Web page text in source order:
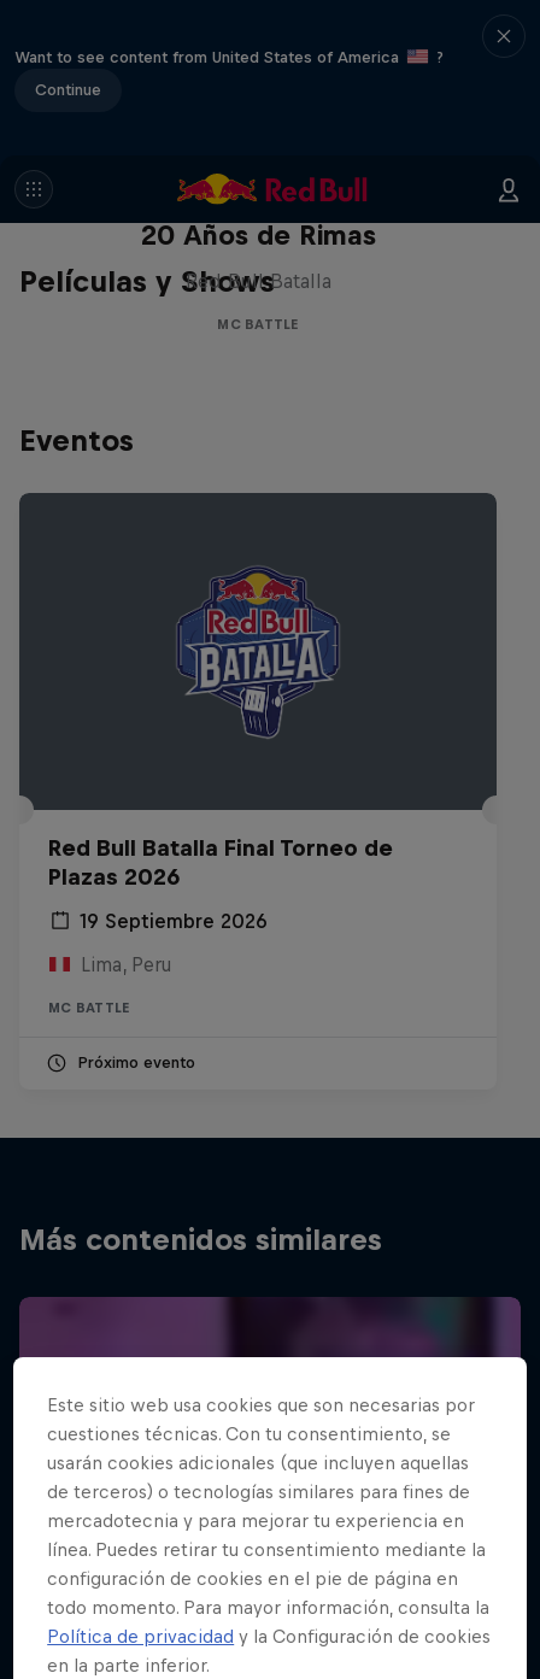
Want to see content from United States of America
?
Continue
Películas y Shows
Red Bull Batalla Nueva Historia:
20 Años de Rimas
Red Bull Batalla
MC BATTLE
Eventos
Red Bull Batalla Final Torneo de
Plazas 2026
19 Septiembre 2026
Lima, Peru
MC BATTLE
Próximo evento
Más contenidos similares
Este sitio web usa cookies que son necesarias por
cuestiones técnicas. Con tu consentimiento, se
usarán cookies adicionales (que incluyen aquellas
de terceros) o tecnologías similares para fines de
mercadotecnia y para mejorar tu experiencia en
línea. Puedes retirar tu consentimiento mediante la
configuración de cookies en el pie de página en
todo momento. Para mayor información, consulta la
Política de privacidad y la Configuración de cookies
en la parte inferior.